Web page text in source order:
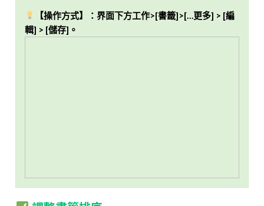
【操作方式】：界面下方工作>[書籤]>[…更多] > [編
輯] > [儲存]。